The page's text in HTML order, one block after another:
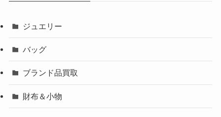
ジュエリー
バッグ
ブランド品買取
財布＆小物